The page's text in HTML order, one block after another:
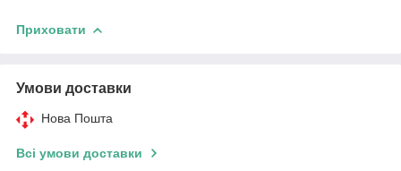
Приховати
Умови доставки
Нова Пошта
Всі умови доставки